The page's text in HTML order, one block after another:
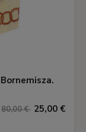
80,00 € 25,00 €